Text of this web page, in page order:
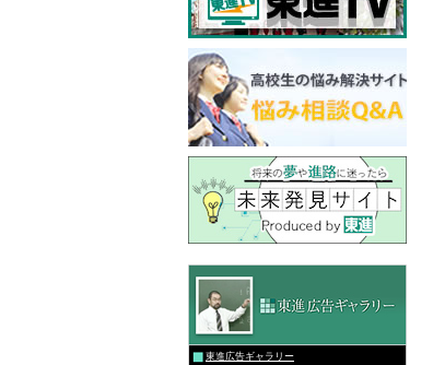
東進広告ギャラリー